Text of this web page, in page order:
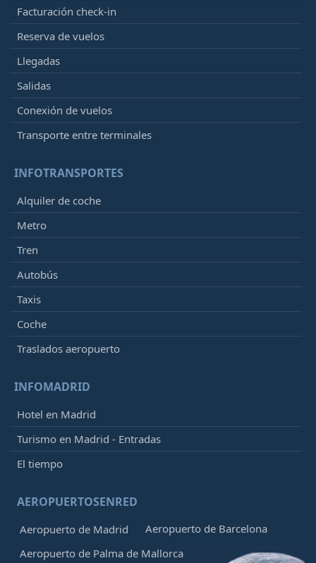
Facturación check-in
Reserva de vuelos
Llegadas
Salidas
Conexión de vuelos
Transporte entre terminales
INFOTRANSPORTES
Alquiler de coche
Metro
Tren
Autobús
Taxis
Coche
Traslados aeropuerto
INFOMADRID
Hotel en Madrid
Turismo en Madrid - Entradas
El tiempo
AEROPUERTOSENRED
Aeropuerto de Madrid
Aeropuerto de Barcelona
Aeropuerto de Palma de Mallorca